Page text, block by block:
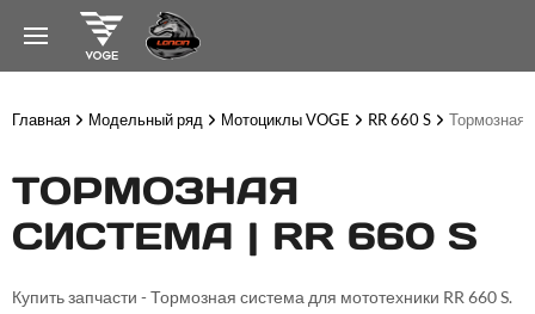
Главная Модельный ряд Мотоциклы VOGE RR 660 S Тормозная
ТОРМОЗНАЯ
СИСТЕМА | RR 660 S
Купить запчасти - Тормозная система для мототехники RR 660 S.